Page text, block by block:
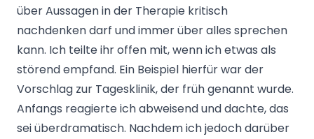
über Aussagen in der Therapie kritisch
nachdenken darf und immer über alles sprechen
kann. Ich teilte ihr offen mit, wenn ich etwas als
störend empfand. Ein Beispiel hierfür war der
Vorschlag zur Tagesklinik, der früh genannt wurde.
Anfangs reagierte ich abweisend und dachte, das
sei überdramatisch. Nachdem ich jedoch darüber